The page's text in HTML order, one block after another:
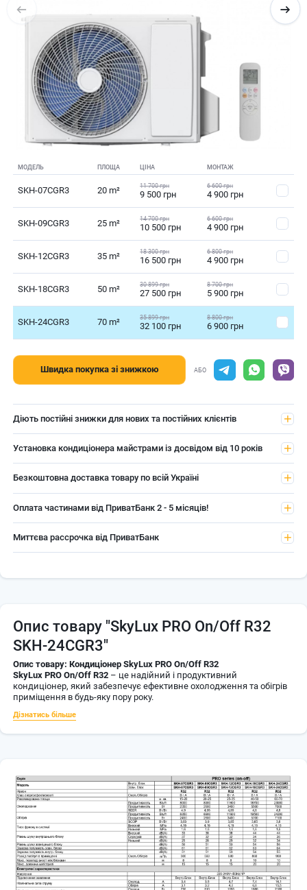
МОДЕЛЬ ПЛОЩА ЦІНА МОНТАЖ
SKH-07CGR3 20 m² 11 700 грн
9 500 грн
6 600 грн
4 900 грн
SKH-09CGR3 25 m² 14 700 грн
10 500 грн
6 600 грн
4 900 грн
SKH-12CGR3 35 m² 18 300 грн
16 500 грн
6 800 грн
4 900 грн
SKH-18CGR3 50 m² 30 899 грн
27 500 грн
8 700 грн
5 900 грн
SKH-24CGR3 70 m² 35 899 грн
32 100 грн
8 800 грн
6 900 грн
Швидка покупка зі знижкою АБО
Діють постійні знижки для нових та постійних клієнтів
Установка кондиціонера майстрами із досвідом від 10 років
Безкоштовна доставка товару по всій Україні
Оплата частинами від ПриватБанк 2 - 5 місяців!
Миттєва рассрочка від ПриватБанк
Опис товару "SkyLux PRO On/Off R32
SKH-24CGR3"
Опис товару: Кондиціонер SkyLux PRO On/Off R32
SkyLux PRO On/Off R32 – це надійний і продуктивний
кондиціонер, який забезпечує ефективне охолодження та обігрів
приміщення в будь-яку пору року.
Дізнатись більше